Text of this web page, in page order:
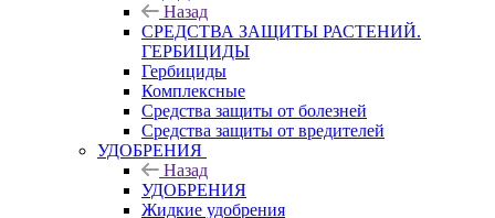
Назад
СРЕДСТВА ЗАЩИТЫ РАСТЕНИЙ.
ГЕРБИЦИДЫ
Гербициды
Комплексные
Средства защиты от болезней
Средства защиты от вредителей
УДОБРЕНИЯ
Назад
УДОБРЕНИЯ
Жидкие удобрения